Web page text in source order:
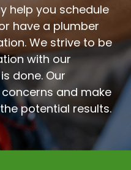
help you schedule
have a plumber
We strive to be
with our
done. Our
and make
potential results.